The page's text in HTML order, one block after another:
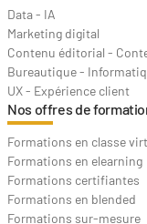
Data - IA
Marketing digital
Contenu éditorial -
Bureautique -
UX - Expérience client
Nos offres de
Formations en classe
Formations en elearning
Formations certifiantes
Formations en blended
Formations sur-mesure